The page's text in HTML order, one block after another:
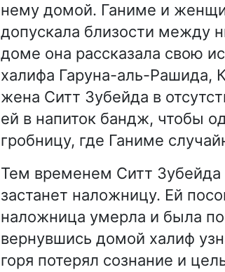
нему домой. Ганиме и
допускала близости между
доме она рассказала свою
халифа Гаруна-аль-Рашида,
жена Ситт Зубейда в
ей в напиток бандж, чтобы
гробницу, где Ганиме
Тем временем Ситт Зубейда
застанет наложницу. Ей
наложница умерла и была
вернувшись домой халиф
горя потерял сознание и